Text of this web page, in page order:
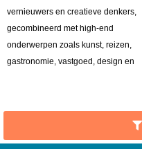
vernieuwers en creatieve denkers,
gecombineerd met high-end
onderwerpen zoals kunst, reizen,
gastronomie, vastgoed, design en